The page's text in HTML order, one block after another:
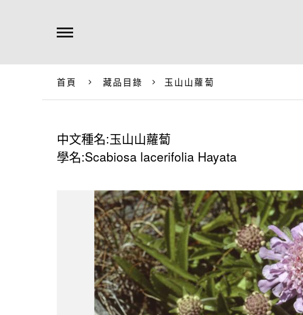
首頁 藏品目錄 玉山山蘿蔔
中文種名:玉山山蘿蔔
學名:Scabiosa lacerifolia Hayata